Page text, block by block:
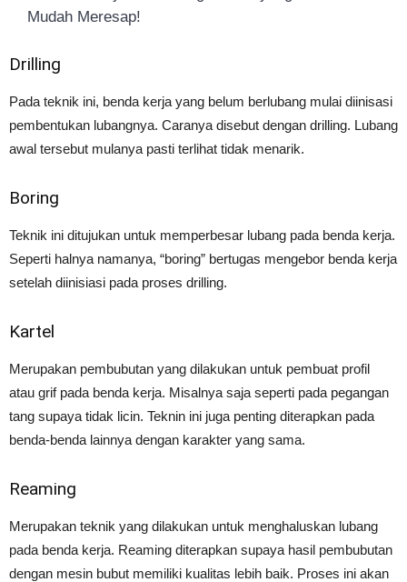
Mudah Meresap!
Drilling
Pada teknik ini, benda kerja yang belum berlubang mulai diinisasi
pembentukan lubangnya. Caranya disebut dengan drilling. Lubang
awal tersebut mulanya pasti terlihat tidak menarik.
Boring
Teknik ini ditujukan untuk memperbesar lubang pada benda kerja.
Seperti halnya namanya, “boring” bertugas mengebor benda kerja
setelah diinisiasi pada proses drilling.
Kartel
Merupakan pembubutan yang dilakukan untuk pembuat profil
atau grif pada benda kerja. Misalnya saja seperti pada pegangan
tang supaya tidak licin. Teknin ini juga penting diterapkan pada
benda-benda lainnya dengan karakter yang sama.
Reaming
Merupakan teknik yang dilakukan untuk menghaluskan lubang
pada benda kerja. Reaming diterapkan supaya hasil pembubutan
dengan mesin bubut memiliki kualitas lebih baik. Proses ini akan